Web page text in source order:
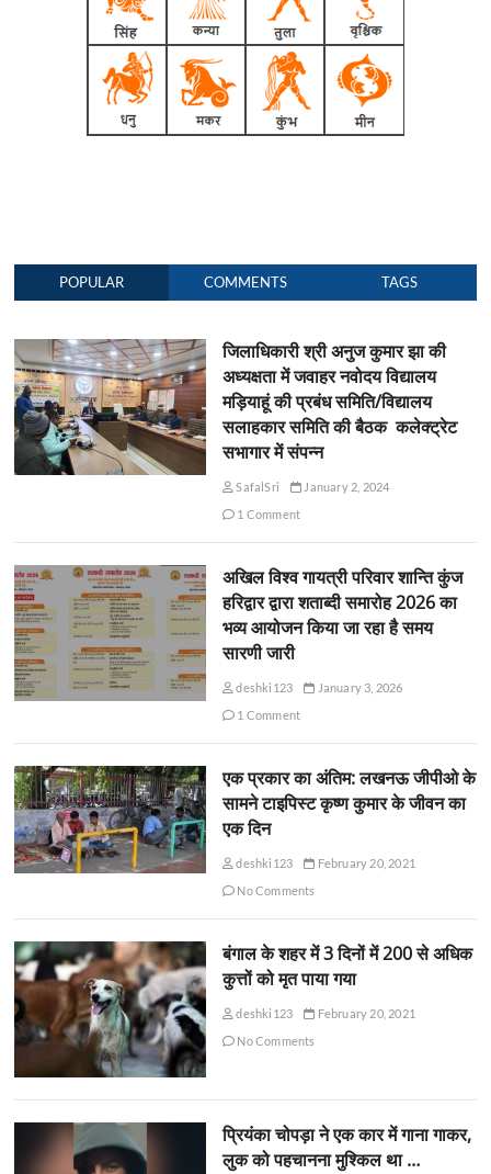
POPULAR COMMENTS TAGS
जिलाधिकारी श्री अनुज कुमार झा की
अध्यक्षता में जवाहर नवोदय विद्यालय
मड़ियाहूं की प्रबंध समिति/विद्यालय
सलाहकार समिति की बैठक कलेक्ट्रेट
सभागार में संपन्न
SafalSri
January 2, 2024
1 Comment
अखिल विश्व गायत्री परिवार शान्ति कुंज
हरिद्वार द्वारा शताब्दी समारोह 2026 का
भव्य आयोजन किया जा रहा है समय
सारणी जारी
deshki123
January 3, 2026
1 Comment
एक प्रकार का अंतिम: लखनऊ जीपीओ के
सामने टाइपिस्ट कृष्ण कुमार के जीवन का
एक दिन
deshki123
February 20, 2021
No Comments
बंगाल के शहर में 3 दिनों में 200 से अधिक
कुत्तों को मृत पाया गया
deshki123
February 20, 2021
No Comments
प्रियंका चोपड़ा ने एक कार में गाना गाकर,
लुक को पहचानना मुश्किल था …